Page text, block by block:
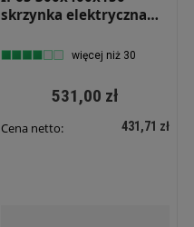
skrzynka elektryczna
więcej niż 30
531,00 zł
Cena netto: 431,71 zł